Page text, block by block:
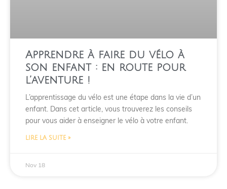
Apprendre à faire du vélo à
son enfant : en route pour
l’aventure !
L’apprentissage du vélo est une étape dans la vie d’un
enfant. Dans cet article, vous trouverez les conseils
pour vous aider à enseigner le vélo à votre enfant.
LIRE LA SUITE »
Nov 18